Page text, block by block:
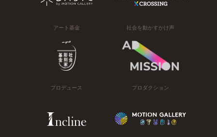
アート基金 社会を動かすかけ声
プロデュース プロダクション